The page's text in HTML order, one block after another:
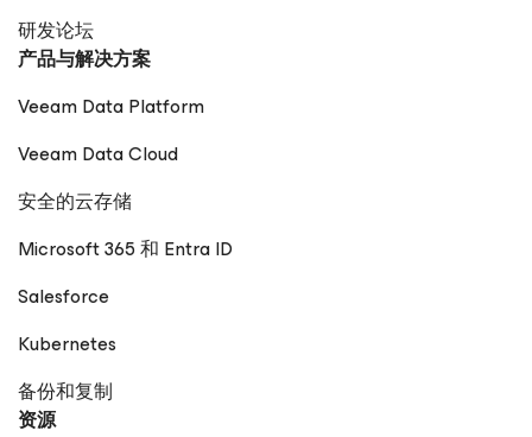
研发论坛
产品与解决方案
Veeam Data Platform
Veeam Data Cloud
安全的云存储
Microsoft 365 和 Entra ID
Salesforce
Kubernetes
备份和复制
资源